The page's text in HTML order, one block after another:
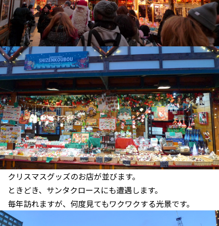
クリスマスグッズのお店が並びます。
ときどき、サンタクロースにも遭遇します。
毎年訪れますが、何度見てもワクワクする光景です。